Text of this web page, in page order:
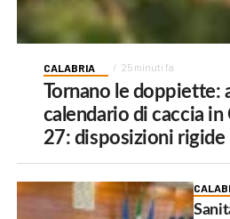
CALABRIA 25 minuti fa
Tornano le doppiette:
calendario di caccia in
27: disposizioni rigide